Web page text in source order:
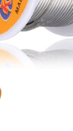
a
c
ó
n
d